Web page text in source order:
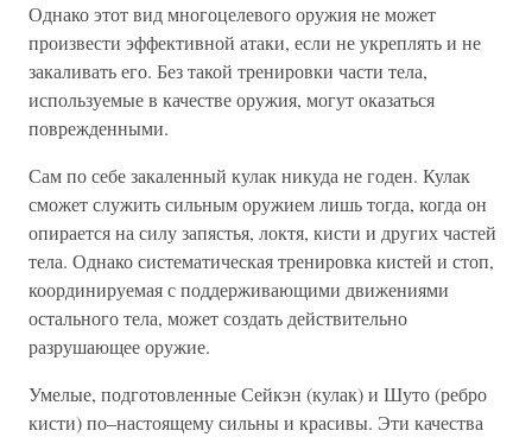
Однако этот вид многоцелевого оружия не может
произвести эффективной атаки, если не укреплять и не
закаливать его. Без такой тренировки части тела,
используемые в качестве оружия, могут оказаться
поврежденными.
Сам по себе закаленный кулак никуда не годен. Кулак
сможет служить сильным оружием лишь тогда, когда он
опирается на силу запястья, локтя, кисти и других частей
тела. Однако систематическая тренировка кистей и стоп,
координируемая с поддерживающими движениями
остального тела, может создать действительно
разрушающее оружие.
Умелые, подготовленные Сейкэн (кулак) и Шуто (ребро
кисти) по–настоящему сильны и красивы. Эти качества